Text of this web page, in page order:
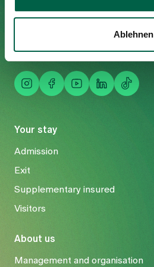
Ablehnen
Your stay
Admission
Exit
Supplementary insured
Visitors
About us
Management and organisation
Tel
+41 44 397 21 11